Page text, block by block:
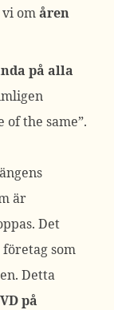
omåren
på alla
the same”.
är
Det
som
Detta
på